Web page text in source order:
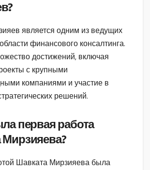
является одним из ведущих
финансового консалтинга.
достижений, включая
с крупными
компаниями и участие в
решений.
первая работа
Шавката Мирзияева была